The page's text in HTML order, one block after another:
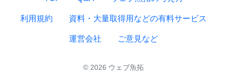
利用規約 資料・大量取得用などの有料サービス
運営会社 ご意見など
© 2026 ウェブ魚拓